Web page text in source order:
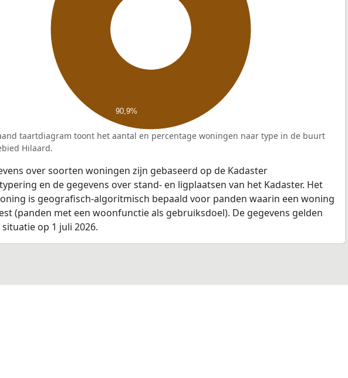
90,9%
taartdiagram toont het aantal en percentage woningen naar type in de buurt
Hilaard.
over soorten woningen zijn gebaseerd op de Kadaster
en de gegevens over stand- en ligplaatsen van het Kadaster. Het
is geografisch-algoritmisch bepaald voor panden waarin een woning
(panden met een woonfunctie als gebruiksdoel). De gegevens gelden
op 1 juli 2026.